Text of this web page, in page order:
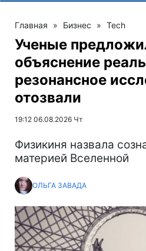
Главная » Бизнес » Tech
Ученые
объяснение
резонансное
отозвали
19:12 06.08.2026 Чт
Физикиня назвала
материей Вселенной
ОЛЬГА ЗАВАДА